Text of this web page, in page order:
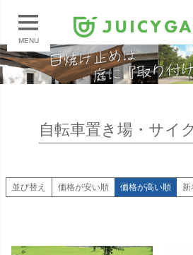
MENU
自転車置き場・サイ
並び替え 価格が安い順 価格が高い順 新